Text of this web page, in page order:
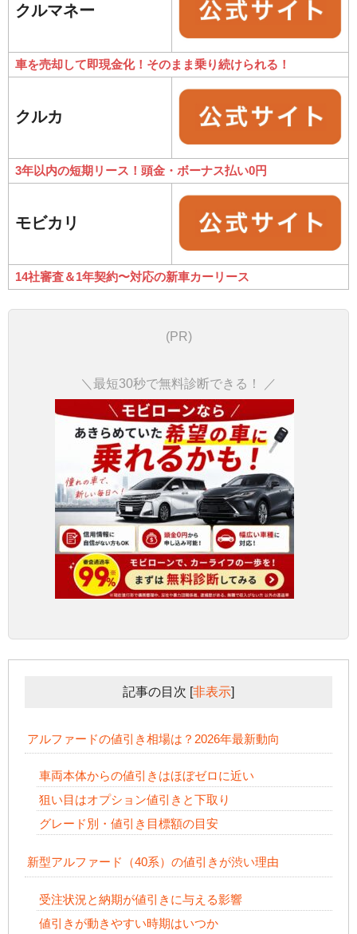
クルマネー
車を売却して即現金化！そのまま乗り続けられる！
クルカ
3年以内の短期リース！頭金・ボーナス払い0円
モビカリ
14社審査＆1年契約〜対応の新車カーリース
(PR)
＼最短30秒で無料診断できる！ ／
記事の目次 [非表示]
アルファードの値引き相場は？2026年最新動向
車両本体からの値引きはほぼゼロに近い
狙い目はオプション値引きと下取り
グレード別・値引き目標額の目安
新型アルファード（40系）の値引きが渋い理由
受注状況と納期が値引きに与える影響
値引きが動きやすい時期はいつか